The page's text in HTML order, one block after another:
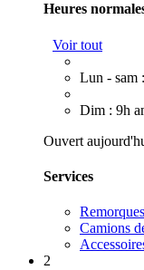
Heures
Voir tout
Lun - sam
Dim : 9h
Ouvert
Services
Camions
2